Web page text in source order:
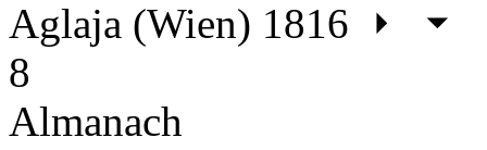
Aglaja (Wien) 1816
8
Almanach